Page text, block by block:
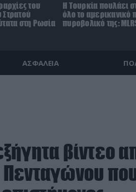
του
στη Ρωσία
Η Τουρκία πουλάει
όλο το αμερικανικό
πυροβολικό της:
ΑΣΦΑΛΕΙΑ
βίντεο
Πενταγώνου